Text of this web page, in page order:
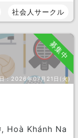
社会人サークル
募集中
： 2026年07月21日(火)
Hoà Khánh